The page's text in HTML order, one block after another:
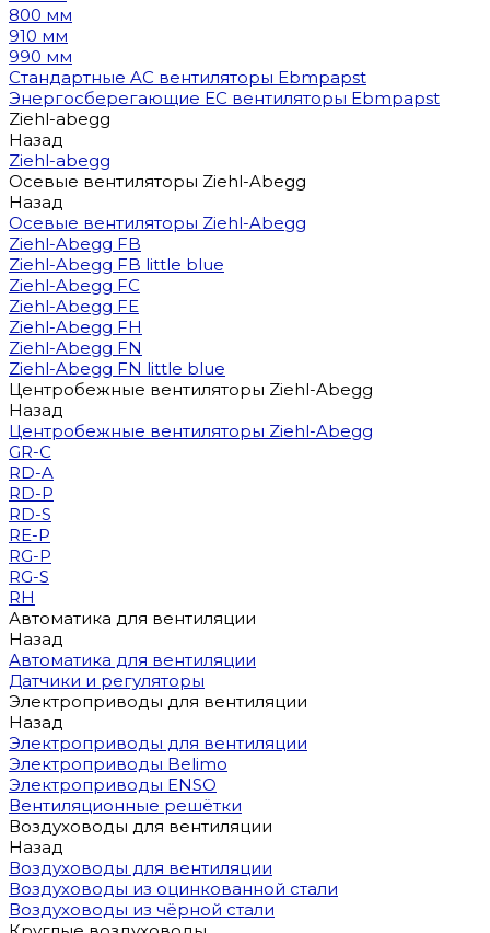
800 мм
910 мм
990 мм
Стандартные AC вентиляторы Ebmpapst
Энергосберегающие EC вентиляторы Ebmpapst
Ziehl-abegg
Назад
Ziehl-abegg
Осевые вентиляторы Ziehl-Abegg
Назад
Осевые вентиляторы Ziehl-Abegg
Ziehl-Abegg FB
Ziehl-Abegg FB little blue
Ziehl-Abegg FC
Ziehl-Abegg FE
Ziehl-Abegg FH
Ziehl-Abegg FN
Ziehl-Abegg FN little blue
Центробежные вентиляторы Ziehl-Abegg
Назад
Центробежные вентиляторы Ziehl-Abegg
GR-C
RD-A
RD-P
RD-S
RE-P
RG-P
RG-S
RH
Автоматика для вентиляции
Назад
Автоматика для вентиляции
Датчики и регуляторы
Электроприводы для вентиляции
Назад
Электроприводы для вентиляции
Электроприводы Belimo
Электроприводы ENSO
Вентиляционные решётки
Воздуховоды для вентиляции
Назад
Воздуховоды для вентиляции
Воздуховоды из оцинкованной стали
Воздуховоды из чёрной стали